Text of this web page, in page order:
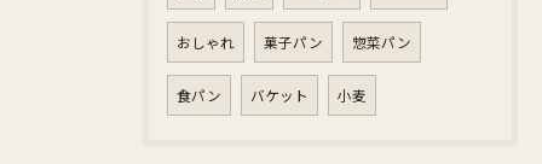
おしゃれ 菓子パン 惣菜パン
食パン バケット 小麦